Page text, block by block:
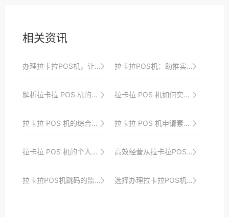
相关资讯
办理拉卡拉POS机，让您的支付过程更加高效便捷 拉卡拉POS机：助推实体经济发展与互联网的深度融合
解析拉卡拉 POS 机的生态系统 拉卡拉 POS 机如何实现精准收款
拉卡拉 POS 机的综合优势与行业竞争力 拉卡拉 POS 机申请素材的准备步骤
拉卡拉 POS 机的个人使用评价与建议 高效经营从拉卡拉POS机开始：申请流程与优势解析
拉卡拉POS机跳码的监管政策与行业自律要求 选择办理拉卡拉POS机，让您的销售更加高效